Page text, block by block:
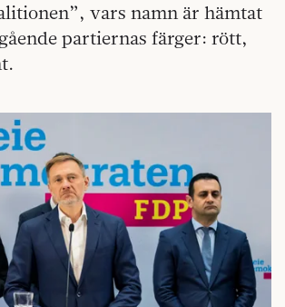
vars namn är hämtat
partiernas färger: rött,